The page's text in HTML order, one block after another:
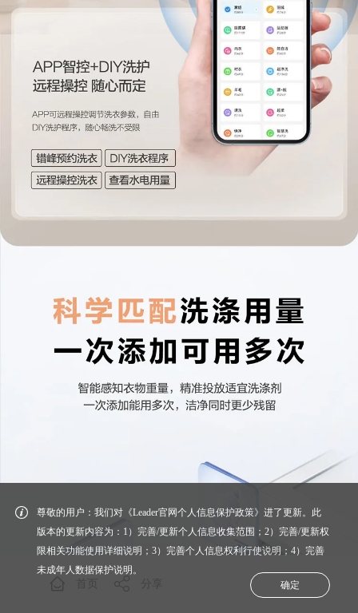
尊敬的用户：我们对《Leader官网个人信息保护政策》进了更新。此
版本的更新内容为：1）完善/更新个人信息收集范围；2）完善/更新权
限相关功能使用详细说明；3）完善个人信息权利行使说明；4）完善
未成年人数据保护说明。
确定